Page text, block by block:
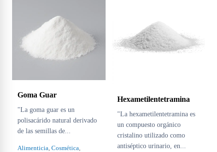
Goma Guar
"La goma guar es un
polisacárido natural derivado
de las semillas de...
Alimenticia Cosmética
Hexametilentetramina
"La hexametilentetramina es
un compuesto orgánico
cristalino utilizado como
antiséptico urinario, en...